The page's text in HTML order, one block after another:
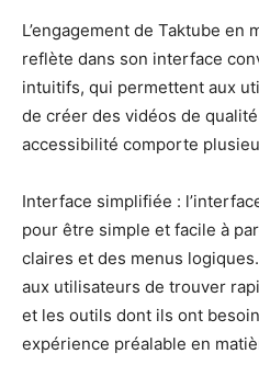
L’engagement de Taktube en
reflète dans son interface
intuitifs, qui permettent aux
de créer des vidéos de
accessibilité comporte
Interface simplifiée :
pour être simple et facile à
claires et des menus
aux utilisateurs de trouver
et les outils dont ils ont
expérience préalable en